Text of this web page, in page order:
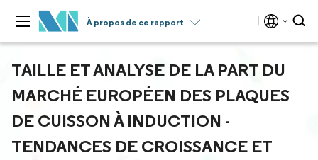
À propos de ce rapport
TAILLE ET ANALYSE DE LA PART DU
MARCHÉ EUROPÉEN DES PLAQUES
DE CUISSON À INDUCTION -
TENDANCES DE CROISSANCE ET